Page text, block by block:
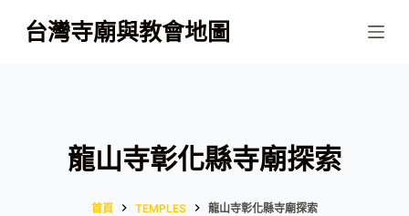
跳
至
台灣寺廟與教會地圖
龍山寺彰化縣寺廟探索
首頁 TEMPLES 龍山寺彰化縣寺廟探索